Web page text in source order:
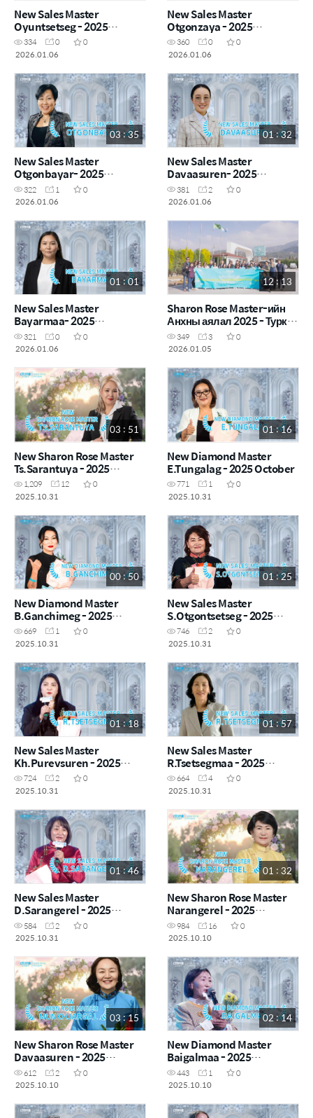
New Sales Master
Oyuntsetseg - 2025
November
334 0
0
2026.01.06
New Sales Master
Otgonzaya - 2025
November
360 0
0
2026.01.06
03 : 35
New Sales Master
Otgonbayar- 2025
November
322 1
0
2026.01.06
01 : 32
New Sales Master
Davaasuren- 2025
November
381 2
0
2026.01.06
01 : 01
New Sales Master
Bayarmaa- 2025
November
321 0
0
2026.01.06
12 : 13
Sharon Rose Master-ийн
Анхны аялал 2025 - Турк
улс349 3
0
2026.01.05
03 : 51
New Sharon Rose Master
Ts.Sarantuya - 2025
October
1,209 12
0
2025.10.31
01 : 16
New Diamond Master
E.Tungalag - 2025 October
771 1
0
2025.10.31
00 : 50
New Diamond Master
B.Ganchimeg - 2025
October
669 1
0
2025.10.31
01 : 25
New Sales Master
S.Otgontsetseg - 2025
October
746 2
0
2025.10.31
01 : 18
New Sales Master
Kh.Purevsuren - 2025
October
724 2
0
2025.10.31
01 : 57
New Sales Master
R.Tsetsegmaa - 2025
October
664 4
0
2025.10.31
01 : 46
New Sales Master
D.Sarangerel - 2025
October
584 2
0
2025.10.31
01 : 32
New Sharon Rose Master
Narangerel - 2025
September
984 16
0
2025.10.10
03 : 15
New Sharon Rose Master
Davaasuren - 2025
September
612 2
0
2025.10.10
02 : 14
New Diamond Master
Baigalmaa - 2025
September
443 1
0
2025.10.10